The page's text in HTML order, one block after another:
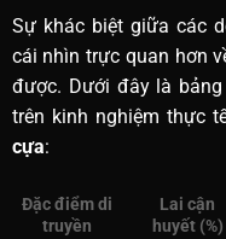
Sự khác biệt giữa các
cái nhìn trực quan hơn
được. Dưới đây là
trên kinh nghiệm thực
cựa:
Đặc điểm di
truyền
Lai cận
huyết (%)